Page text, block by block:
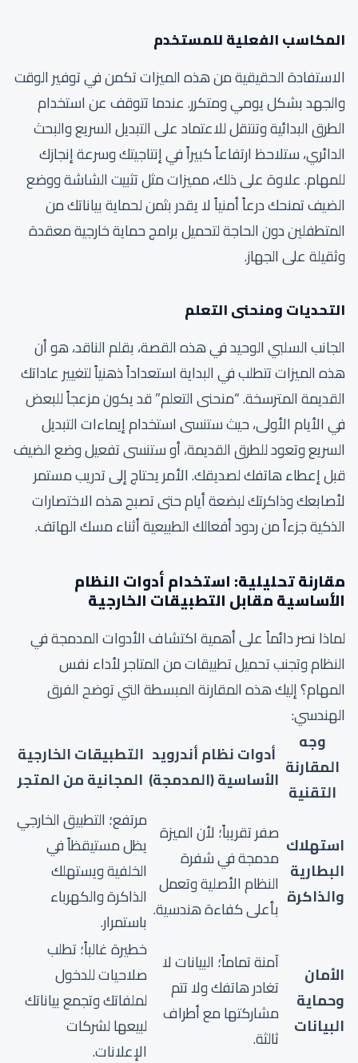
المكاسب الفعلية للمستخدم
الاستفادة الحقيقية من هذه الميزات تكمن في توفير الوقت
والجهد بشكل يومي ومتكرر. عندما تتوقف عن استخدام
الطرق البدائية وتنتقل للاعتماد على التبديل السريع والبحث
الدائري، ستلاحظ ارتفاعاً كبيراً في إنتاجيتك وسرعة إنجازك
للمهام. علاوة على ذلك، مميزات مثل تثبيت الشاشة ووضع
الضيف تمنحك درعاً أمنياً لا يقدر بثمن لحماية بياناتك من
المتطفلين دون الحاجة لتحميل برامج حماية خارجية معقدة
وثقيلة على الجهاز.
التحديات ومنحنى التعلم
الجانب السلبي الوحيد في هذه القصة، بقلم الناقد، هو أن
هذه الميزات تتطلب في البداية استعداداً ذهنياً لتغيير عاداتك
القديمة المترسخة. “منحنى التعلم” قد يكون مزعجاً للبعض
في الأيام الأولى، حيث ستنسى استخدام إيماءات التبديل
السريع وتعود للطرق القديمة، أو ستنسى تفعيل وضع الضيف
قبل إعطاء هاتفك لصديقك. الأمر يحتاج إلى تدريب مستمر
لأصابعك وذاكرتك لبضعة أيام حتى تصبح هذه الاختصارات
الذكية جزءاً من ردود أفعالك الطبيعية أثناء مسك الهاتف.
مقارنة تحليلية: استخدام أدوات النظام
الأساسية مقابل التطبيقات الخارجية
لماذا نصر دائماً على أهمية اكتشاف الأدوات المدمجة في
النظام وتجنب تحميل تطبيقات من المتاجر لأداء نفس
المهام؟ إليك هذه المقارنة المبسطة التي توضح الفرق
الهندسي:
وجه
المقارنة
التقنية
أدوات نظام أندرويد
الأساسية (المدمجة)
التطبيقات الخارجية
المجانية من المتجر
استهلاك
البطارية
والذاكرة
صفر تقريباً؛ لأن الميزة
مدمجة في شفرة
النظام الأصلية وتعمل
بأعلى كفاءة هندسية.
مرتفع؛ التطبيق الخارجي
يظل مستيقظاً في
الخلفية ويستهلك
الذاكرة والكهرباء
باستمرار.
الأمان
وحماية
البيانات
آمنة تماماً؛ البيانات لا
تغادر هاتفك ولا تتم
مشاركتها مع أطراف
ثالثة.
خطيرة غالباً؛ تطلب
صلاحيات للدخول
لملفاتك وتجمع بياناتك
لبيعها لشركات
الإعلانات.